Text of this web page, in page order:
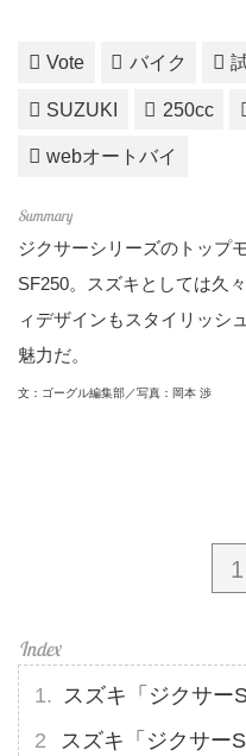
Vote バイク
SUZUKI 250cc
webオートバイ
ジクサーシリーズのトップ
SF250。スズキとしては久
ィデザインもスタイリッシ
魅力だ。
文：ゴーグル編集部／写真：岡本 渉
1
スズキ「ジクサー
スズキ「ジクサー